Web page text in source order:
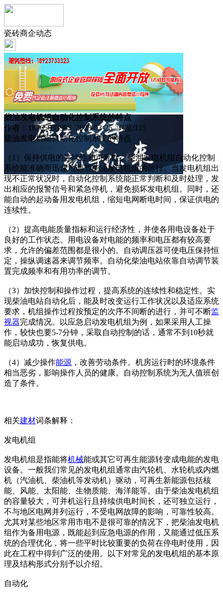
瓷砖商企动态
柴油发电机组自动化控制系统的特点
作者：18765033983 2023-03-25 浏览:115
柴油发电机组自动化控制系统的特点
（1）保持供电的连续性和可靠性。柴油发电机组自动化控制
系统能准确而迅速地调节柴油发电机组的运行。当发电机组出
现不正常状况时，自动化控制系统能正常判断和及时处理，发
出相应的报警信号和紧急停机，避免损坏发电机组。同时，还
能自动的起动备用发电机组，缩短电网断电时间，保证供电的
连续性。
（2）提高电能质量指标和运行经济性，并使各用电设备处于
良好的工作状态。用电设备对电能的频率和电压都有较高要
求，允许的偏差范围都是很小的。自动调压器可使电压保持恒
定，操纵调速器来调节频率。自动化柴油电站依靠自动调节装
置完成频率和有用功率的调节。
（3）加快控制和操作过程，提高系统的连续性和稳定性。实
现柴油电站自动化后，能及时改变运行工作状况以及适应系统
要求，机组操作过程按预定的次序不间断的进行，并可不断监
视器完成情况。以应急启动发电机组为例，如果采用人工操
作，较快也要5-7分钟，采取自动控制的话，通常不到10秒就
能启动成功，恢复供电。
（4）减少操作能源 ，改善劳动条件。机房运行时的环境条件
相当恶劣，影响操作人员的健康。自动控制系统为无人值班创
造了条件。
相关建材词条解释：
发电机组
发电机组是指能将机械能或其它可再生能源转变成电能的发电
设备。一般我们常见的发电机组通常由汽轮机、水轮机或内燃
机（汽油机、柴油机等发动机）驱动，可再生新能源包括核
能、风能、太阳能、生物质能、海洋能等。由于柴油发电机组
的容量较大，可并机运行且持续供电时间长，还可独立运行，
不与地区电网并列运行，不受电网故障的影响，可靠性较高。
尤其对某些地区常用市电不是很可靠的情况下，把柴油发电机
组作为备用电源，既能起到应急电源的作用，又能通过低压系
统的合理优化，将一些平时比较重要的负荷在停电时使用，因
此在工程中得到广泛的使用。以下对常见的发电机组的基本原
理及结构形式分别予以介绍。
自动化